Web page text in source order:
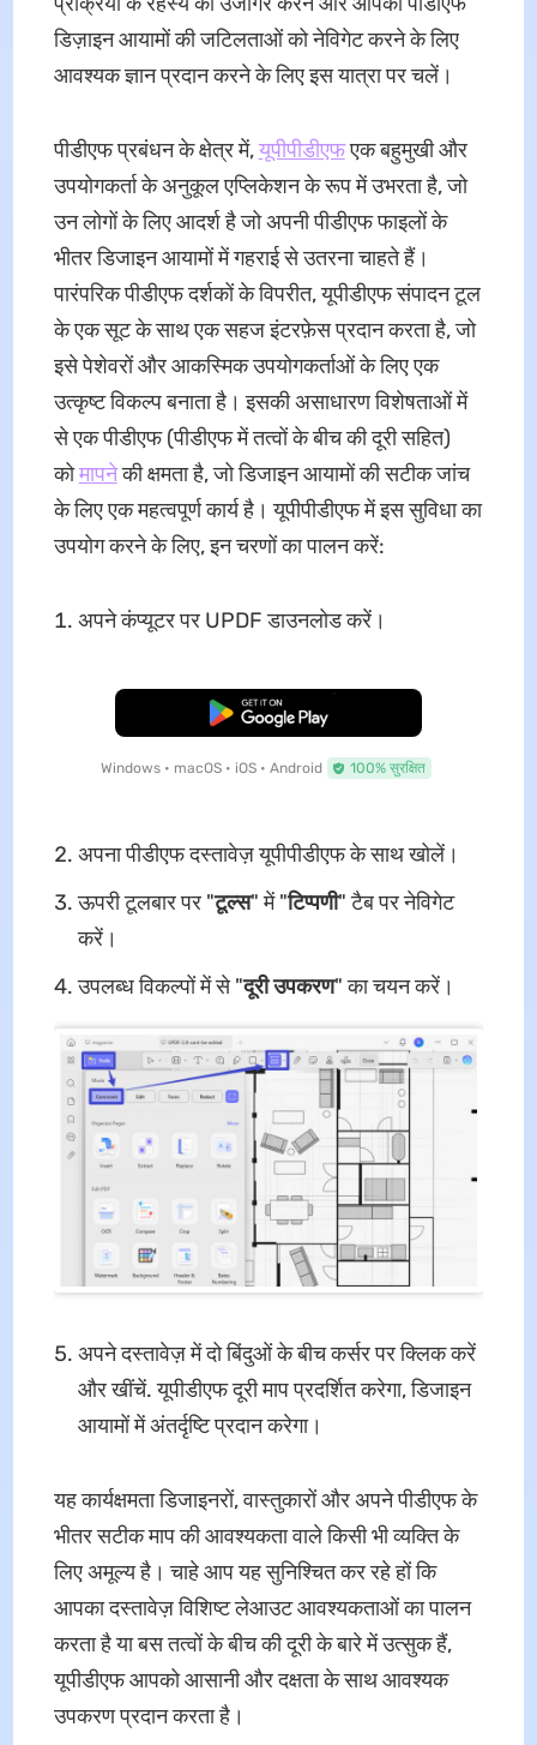
डिज़ाइन आयामों की जटिलताओं को नेविगेट करने के लिए
आवश्यक ज्ञान प्रदान करने के लिए इस यात्रा पर चलें।
पीडीएफ प्रबंधन के क्षेत्र में,यूपीपीडीएफएक बहुमुखी और
उपयोगकर्ता के अनुकूल एप्लिकेशन के रूप में उभरता है, जो
उन लोगों के लिए आदर्श है जो अपनी पीडीएफ फाइलों के
भीतर डिजाइन आयामों में गहराई से उतरना चाहते हैं।
पारंपरिक पीडीएफ दर्शकों के विपरीत, यूपीडीएफ संपादन टूल
के एक सूट के साथ एक सहज इंटरफ़ेस प्रदान करता है, जो
इसे पेशेवरों और आकस्मिक उपयोगकर्ताओं के लिए एक
उत्कृष्ट विकल्प बनाता है। इसकी असाधारण विशेषताओं में
से एक पीडीएफ (पीडीएफ में तत्वों के बीच की दूरी सहित)
कोमापनेकी क्षमता है, जो डिजाइन आयामों की सटीक जांच
के लिए एक महत्वपूर्ण कार्य है। यूपीपीडीएफ में इस सुविधा का
उपयोग करने के लिए, इन चरणों का पालन करें:
अपने कंप्यूटर पर UPDF डाउनलोड करें।
मुफ्त डाउनलोड
Windows • macOS • iOS • Android 100% सुरक्षित
अपना पीडीएफ दस्तावेज़ यूपीपीडीएफ के साथ खोलें।
ऊपरी टूलबार पर "टूल्स" में "टिप्पणी" टैब पर नेविगेट
करें।
उपलब्ध विकल्पों में से "दूरी उपकरण" का चयन करें।
अपने दस्तावेज़ में दो बिंदुओं के बीच कर्सर पर क्लिक करें
और खींचें. यूपीडीएफ दूरी माप प्रदर्शित करेगा, डिजाइन
आयामों में अंतर्दृष्टि प्रदान करेगा।
यह कार्यक्षमता डिजाइनरों, वास्तुकारों और अपने पीडीएफ के
भीतर सटीक माप की आवश्यकता वाले किसी भी व्यक्ति के
लिए अमूल्य है। चाहे आप यह सुनिश्चित कर रहे हों कि
आपका दस्तावेज़ विशिष्ट लेआउट आवश्यकताओं का पालन
करता है या बस तत्वों के बीच की दूरी के बारे में उत्सुक हैं,
यूपीडीएफ आपको आसानी और दक्षता के साथ आवश्यक
उपकरण प्रदान करता है।